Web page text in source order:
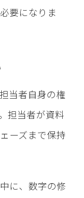
要になりま
当者自身の権
担当者が資料
ーズまで保持
に、数字の修